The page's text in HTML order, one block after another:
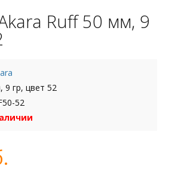
Ruff 50 мм, 9
гр, цвет 52
52